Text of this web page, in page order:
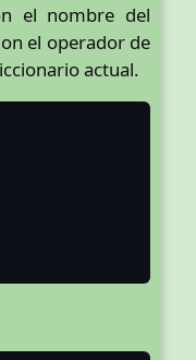
el nombre del
el operador de
actual.